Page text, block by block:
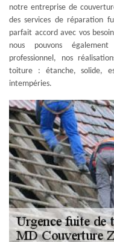
notre entreprise de
des services de réparation
parfait accord avec vos
nous pouvons
professionnel, nos
toiture : étanche, solide,
intempéries.